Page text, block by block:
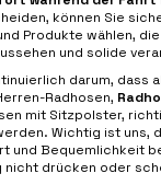
können Sie
Produkte wählen,
und solide
darum, dass
Radhosen,
mit Sitzpolster,
Wichtig ist uns,
und Bequemlichkeit
nicht drücken oder